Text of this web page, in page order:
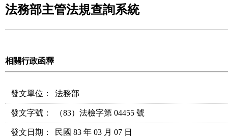
法務部主管法規查詢系統
相關行政函釋
發文單位： 法務部
發文字號： （83）法檢字第 04455 號
發文日期： 民國 83 年 03 月 07 日